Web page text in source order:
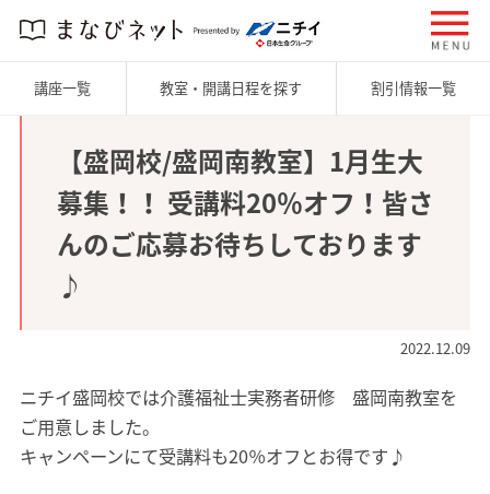
講座一覧 教室・開講日程を探す 割引情報一覧
【盛岡校/盛岡南教室】1月生大
募集！！ 受講料20％オフ！皆さ
んのご応募お待ちしております
♪
2022.12.09
ニチイ盛岡校では介護福祉士実務者研修 盛岡南教室を
ご用意しました。
キャンペーンにて受講料も20％オフとお得です♪